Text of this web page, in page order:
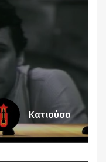
Κατιούσα